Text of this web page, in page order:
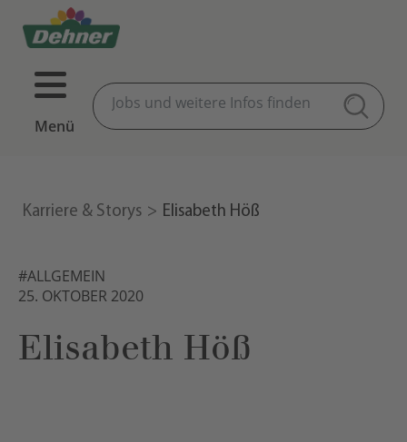
Menü
Karriere & Storys Elisabeth Höß
#ALLGEMEIN
25. OKTOBER 2020
Elisabeth Höß